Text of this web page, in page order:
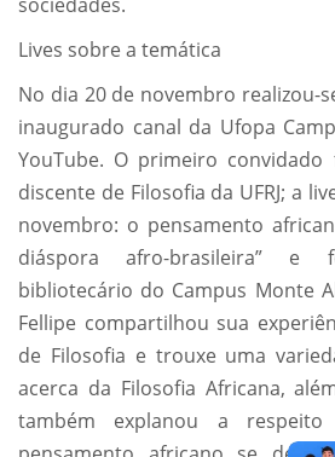
Lives sobre a temática
No dia 20 de novembro realizou-
inaugurado canal da Ufopa
YouTube. O primeiro convidado
discente de Filosofia da UFRJ; a
novembro: o pensamento
diáspora afro-brasileira” e
bibliotecário do Campus Monte
Fellipe compartilhou sua
de Filosofia e trouxe uma
acerca da Filosofia Africana,
também explanou a